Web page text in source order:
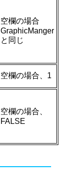
空欄の場合
GraphicManger
と同じ
空欄の場合、1
空欄の場合、
FALSE